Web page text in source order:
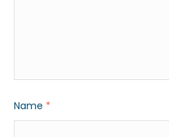
Name *